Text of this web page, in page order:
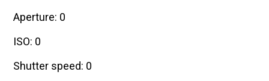
Aperture: 0
ISO: 0
Shutter speed: 0